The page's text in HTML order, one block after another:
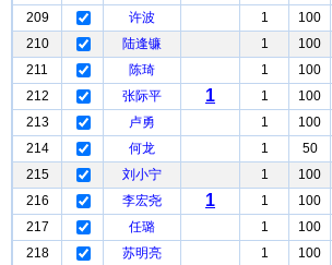
209
许波 1 100
210
陆逢镰 1 100
211
陈琦 1 100
212
张际平 1 1 100
213
卢勇 1 100
214
何龙 1 50
215
刘小宁 1 100
216
李宏尧 1 1 100
217
任璐 1 100
218
苏明亮 1 100